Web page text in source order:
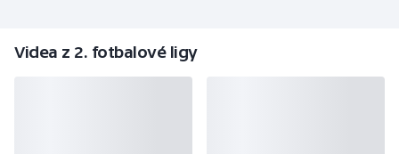
Videa z 2. fotbalové ligy